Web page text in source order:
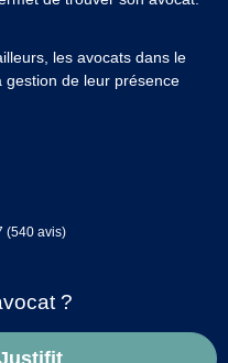
les avocats dans le
gestion de leur présence
(540 avis)
?